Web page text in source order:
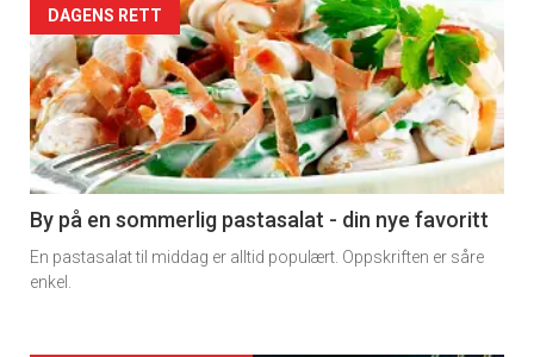
Forsiden
akkurat
nå
-
5
DAGENS RETT
By på en sommerlig pastasalat - din nye favoritt
En pastasalat til middag er alltid populært. Oppskriften er såre
enkel.